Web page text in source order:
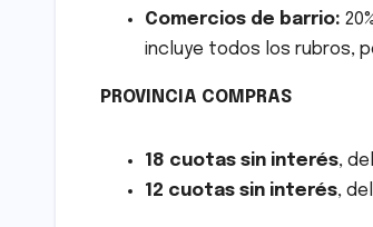
Comercios de barrio:
incluye todos los rubros,
PROVINCIA COMPRAS
18 cuotas sin interés,
12 cuotas sin interés,